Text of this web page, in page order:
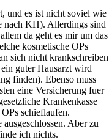
und es ist nicht soviel wie
nach KH). Allerdings sind
da geht es mir um das
kosmetische OPs
sich nicht krankschreiben
guter Hausarzt wird
finden). Ebenso muss
eine Versicherung fuer
Krankenkasse
schieflaufen.
Aber zu
ich nichts.